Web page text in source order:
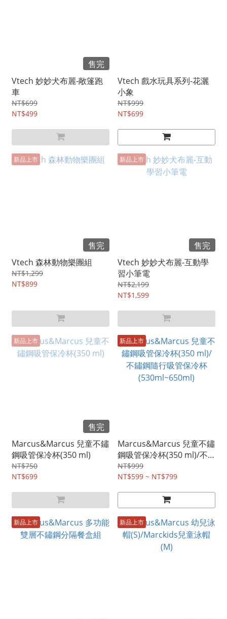
售完
Vtech 妙妙犬布麗-敞篷跑
車
NT$699
NT$499
Vtech 戲水玩具系列-花灑
小象
NT$999
NT$699
新品上市
售完
Vtech 森林動物樂團組
NT$1,299
NT$899
新品上市
售完
Vtech 妙妙犬布麗-互動學
習小筆電
NT$2,199
NT$1,599
新品上市
售完
Marcus&Marcus 兒童不鏽
鋼吸管保冷杯(350 ml)
NT$750
NT$699
新品上市
Marcus&Marcus 兒童不鏽
鋼吸管保冷杯(350 ml)/不
鏽鋼隨行吸管保冷杯
(530ml~650ml)
NT$999
NT$599 ~ NT$799
新品上市 新品上市